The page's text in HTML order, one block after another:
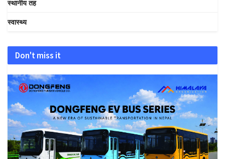
स्थानीय तह
स्वास्थ्य
Don't miss it